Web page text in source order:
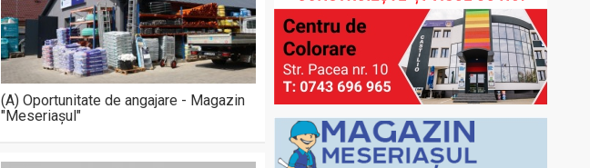
(A) Oportunitate de angajare - Magazin
"Meseriașul"